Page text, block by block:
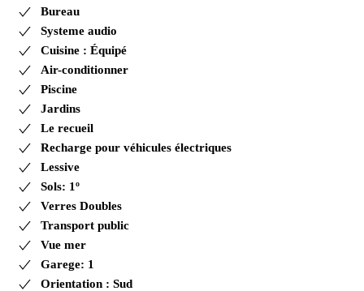
Bureau
Systeme audio
Cuisine : Équipé
Air-conditionner
Piscine
Jardins
Le recueil
Recharge pour véhicules électriques
Lessive
Sols: 1º
Verres Doubles
Transport public
Vue mer
Garege: 1
Orientation : Sud